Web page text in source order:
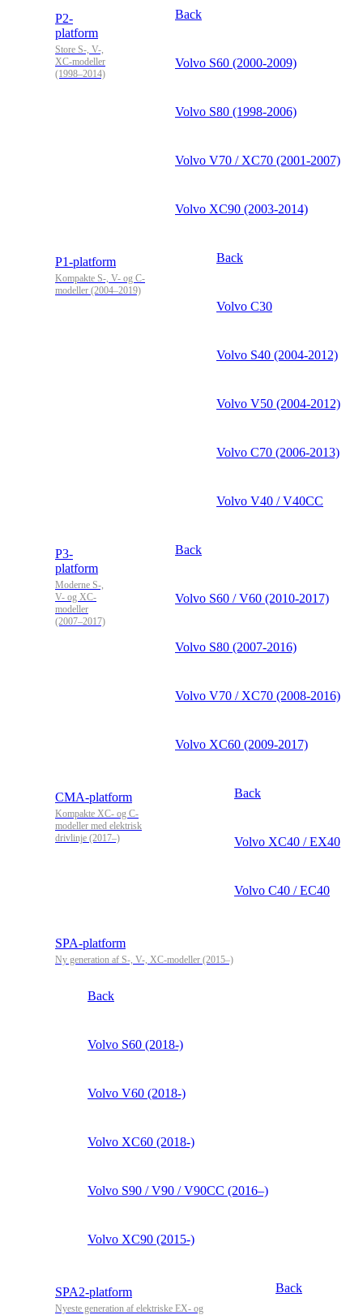
P2-
platform
Store S-, V-,
XC-modeller
(1998–2014)
Back
Volvo S60 (2000-2009)
Volvo S80 (1998-2006)
Volvo V70 / XC70 (2001-2007)
Volvo XC90 (2003-2014)
P1-platform
Kompakte S-, V- og C-
modeller (2004–2019)
Back
Volvo C30
Volvo S40 (2004-2012)
Volvo V50 (2004-2012)
Volvo C70 (2006-2013)
Volvo V40 / V40CC
P3-
platform
Moderne S-,
V- og XC-
modeller
(2007–2017)
Back
Volvo S60 / V60 (2010-2017)
Volvo S80 (2007-2016)
Volvo V70 / XC70 (2008-2016)
Volvo XC60 (2009-2017)
CMA-platform
Kompakte XC- og C-
modeller med elektrisk
drivlinje (2017–)
Back
Volvo XC40 / EX40
Volvo C40 / EC40
SPA-platform
Ny generation af S-, V-, XC-modeller (2015–)
Back
Volvo S60 (2018-)
Volvo V60 (2018-)
Volvo XC60 (2018-)
Volvo S90 / V90 / V90CC (2016–)
Volvo XC90 (2015-)
SPA2-platform
Nyeste generation af elektriske EX- og
Back